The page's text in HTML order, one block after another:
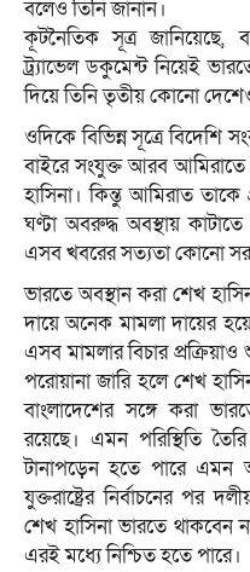
বলেও তিনি জানান।
কূটনৈতিক সূত্র জানিয়েছে,
ট্র্যাভেল ডকুমেন্ট নিয়েই
দিয়ে তিনি তৃতীয় কোনো
ওদিকে বিভিন্ন সূত্রে বিদেশি
বাইরে সংযুক্ত আরব আমিরাতে
হাসিনা। কিন্তু আমিরাত
ঘণ্টা অবরুদ্ধ অবস্থায়
এসব খবরের সত্যতা কোনো
ভারতে অবস্থান করা শেখ
দায়ে অনেক মামলা দায়ের
এসব মামলার বিচার
পরোয়ানা জারি হলে শেখ
বাংলাদেশের সঙ্গে করা
রয়েছে। এমন পরিস্থিতি
টানাপড়েন হতে পারে এমন
যুক্তরাষ্ট্রের নির্বাচনের পর
শেখ হাসিনা ভারতে থাকবেন
এরই মধ্যে নিশ্চিত হতে পারে।